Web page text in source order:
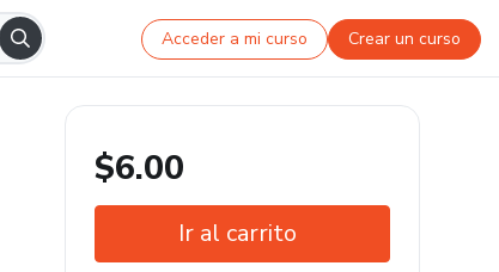
Acceder a mi curso Crear un curso
$6.00
Ir al carrito